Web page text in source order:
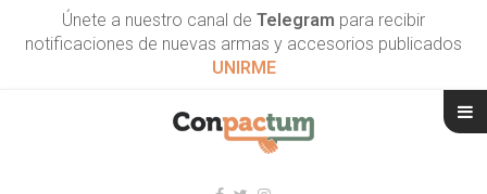
Únete a nuestro canal de Telegram para recibir
notificaciones de nuevas armas y accesorios publicados
UNIRME